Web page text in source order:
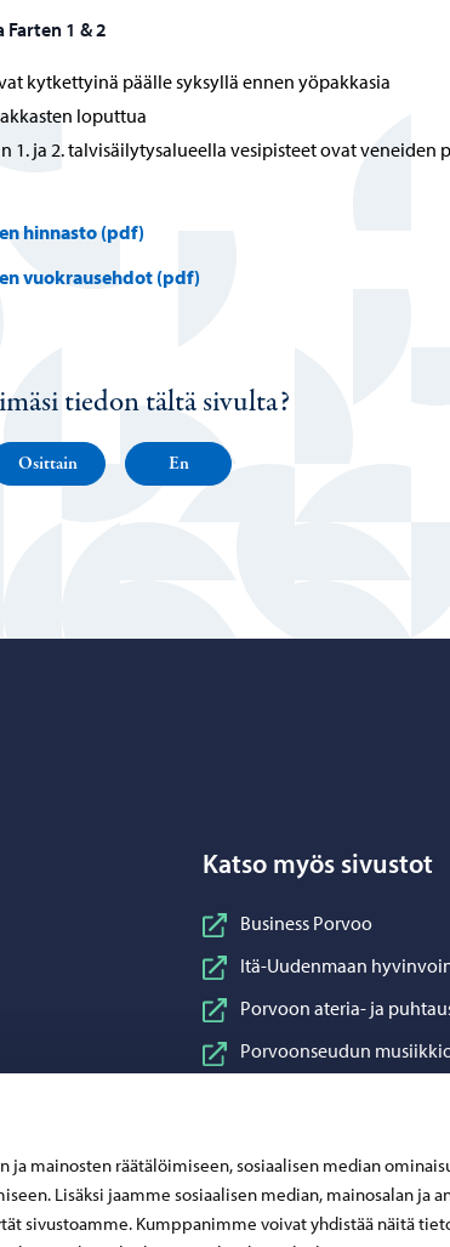
ja mainosten räätälöimiseen, sosiaalisen median
Lisäksi jaamme sosiaalisen median, mainosalan ja
sivustoamme. Kumppanimme voivat yhdistää näitä
Farten 1 & 2
kytkettyinä päälle syksyllä ennen yöpakkasia
loputtua
1. ja 2. talvisäilytysalueella vesipisteet ovat veneiden
hinnasto (pdf)
vuokrausehdot (pdf)
tiedon tältä sivulta?
Osittain En
Katso myös sivustot
Business Porvoo
Itä-Uudenmaan
Porvoon ateria- ja
Porvoonseudun
Taidetehdas
Visit Porvoo